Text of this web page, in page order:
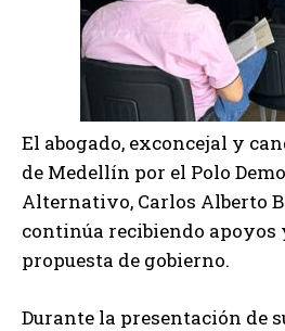
El abogado, exconcejal y
de Medellín por el Polo
Alternativo, Carlos Alberto
continúa recibiendo apoyos
propuesta de gobierno.
Durante la presentación de